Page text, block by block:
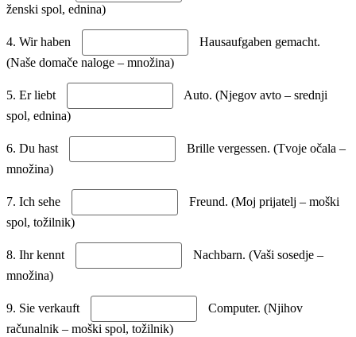
ženski spol, ednina)
4. Wir haben
Hausaufgaben gemacht.
(Naše domače naloge – množina)
5. Er liebt
Auto. (Njegov avto – srednji
spol, ednina)
6. Du hast
Brille vergessen. (Tvoje očala –
množina)
7. Ich sehe
Freund. (Moj prijatelj – moški
spol, tožilnik)
8. Ihr kennt
Nachbarn. (Vaši sosedje –
množina)
9. Sie verkauft
Computer. (Njihov
računalnik – moški spol, tožilnik)